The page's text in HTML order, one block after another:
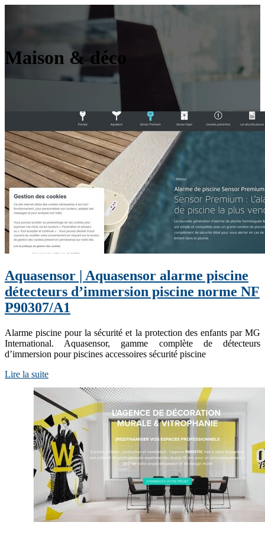
Maison & déco
Aquasensor | Aquasensor alarme piscine
détecteurs d’immersion piscine norme NF
P90307/A1
Alarme piscine pour la sécurité et la protection des enfants par MG
International. Aquasensor, gamme complète de détecteurs
d’immersion pour piscines accessoires sécurité piscine
Lire la suite